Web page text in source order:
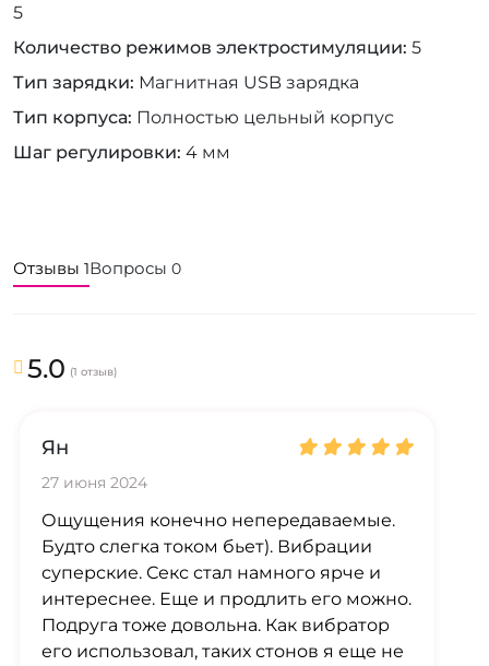
5
Количество режимов электростимуляции 5
Тип зарядки Магнитная USB зарядка
Тип корпуса Полностью цельный корпус
Шаг регулировки 4 мм
Отзывы 1Вопросы 0
5.0 (1 отзыв)
Ян
27 июня 2024
Ощущения конечно непередаваемые.
Будто слегка током бьет). Вибрации
суперские. Секс стал намного ярче и
интереснее. Еще и продлить его можно.
Подруга тоже довольна. Как вибратор
его использовал, таких стонов я еще не